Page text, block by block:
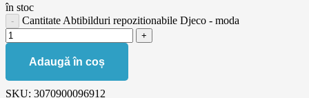
în stoc
Cantitate Abtibilduri repozitionabile Djeco - moda
Adaugă în coș
SKU: 3070900096912